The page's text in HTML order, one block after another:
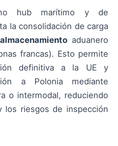
hub marítimo y de
la consolidación de carga
almacenamiento aduanero
francas). Esto permite
definitiva a la UE y
a Polonia mediante
o intermodal, reduciendo
riesgos de inspección